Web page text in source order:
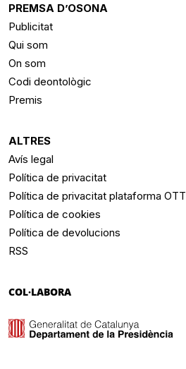
PREMSA D’OSONA
Publicitat
Qui som
On som
Codi deontològic
Premis
ALTRES
Avís legal
Política de privacitat
Política de privacitat plataforma OTT
Política de cookies
Política de devolucions
RSS
COL·LABORA